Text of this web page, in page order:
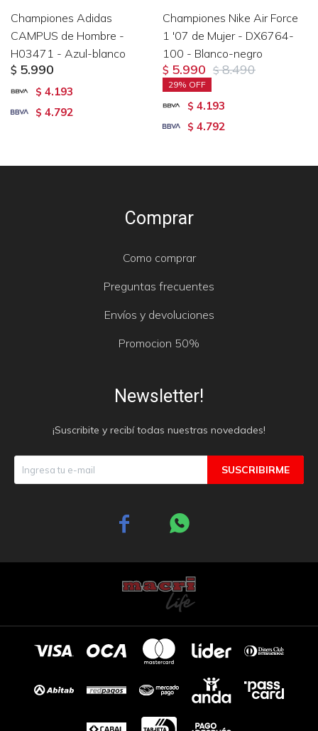
Championes Adidas
CAMPUS de Hombre -
H03471 - Azul-blanco
$ 5.990
$ 4.193
$ 4.792
Championes Nike Air Force
1 '07 de Mujer - DX6764-
100 - Blanco-negro
$ 5.990 $ 8.490
29
$ 4.193
$ 4.792
Comprar
Como comprar
Preguntas frecuentes
Envíos y devoluciones
Promocion 50%
Newsletter!
¡Suscribite y recibí todas nuestras novedades!
SUSCRIBIRME
 